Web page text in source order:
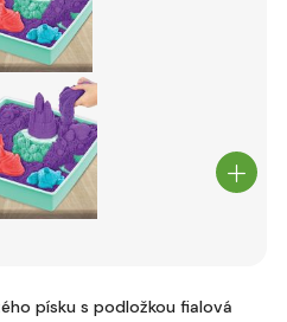
písku s podložkou fialová